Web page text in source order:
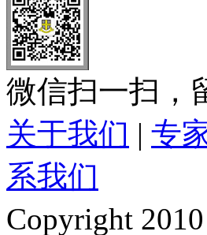
微信扫一扫，
关于我们 | 专
系我们
Copyright